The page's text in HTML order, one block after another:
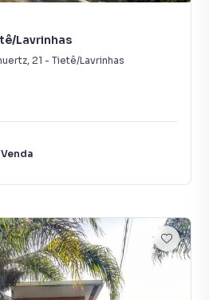
Lavrinhas
, 21 - Tietê/Lavrinhas
Venda